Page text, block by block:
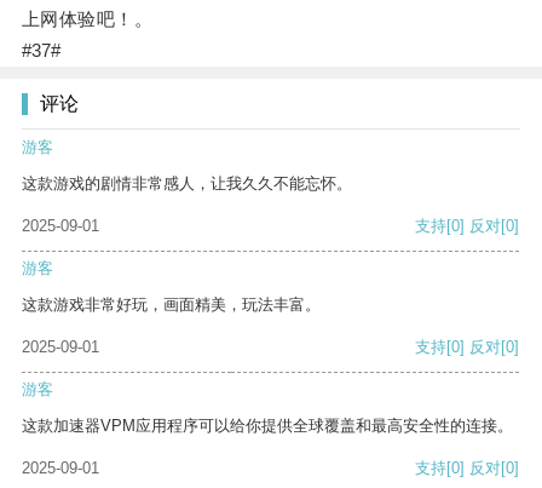
上网体验吧！。
#37#
评论
游客
这款游戏的剧情非常感人，让我久久不能忘怀。
2025-09-01 支持[0] 反对[0]
游客
这款游戏非常好玩，画面精美，玩法丰富。
2025-09-01 支持[0] 反对[0]
游客
这款加速器VPM应用程序可以给你提供全球覆盖和最高安全性的连接。
2025-09-01 支持[0] 反对[0]